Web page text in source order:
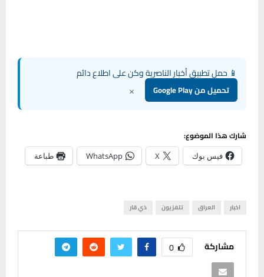
📱 حمل تطبيق أخبار الناصرية وكن على اطلاع دائم
تحميل من Google Play ×
شارك هذا الموضوع:
فيس بوك X
WhatsApp طباعة
اخبار العراق تلفزيون ذي قار
مشاركة 0